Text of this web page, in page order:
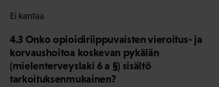
Ei kantaa
4.3 Onko opioidiriippuvaisten vieroitus- ja
korvaushoitoa koskevan pykälän
(mielenterveyslaki 6 a §) sisältö
tarkoituksenmukainen?